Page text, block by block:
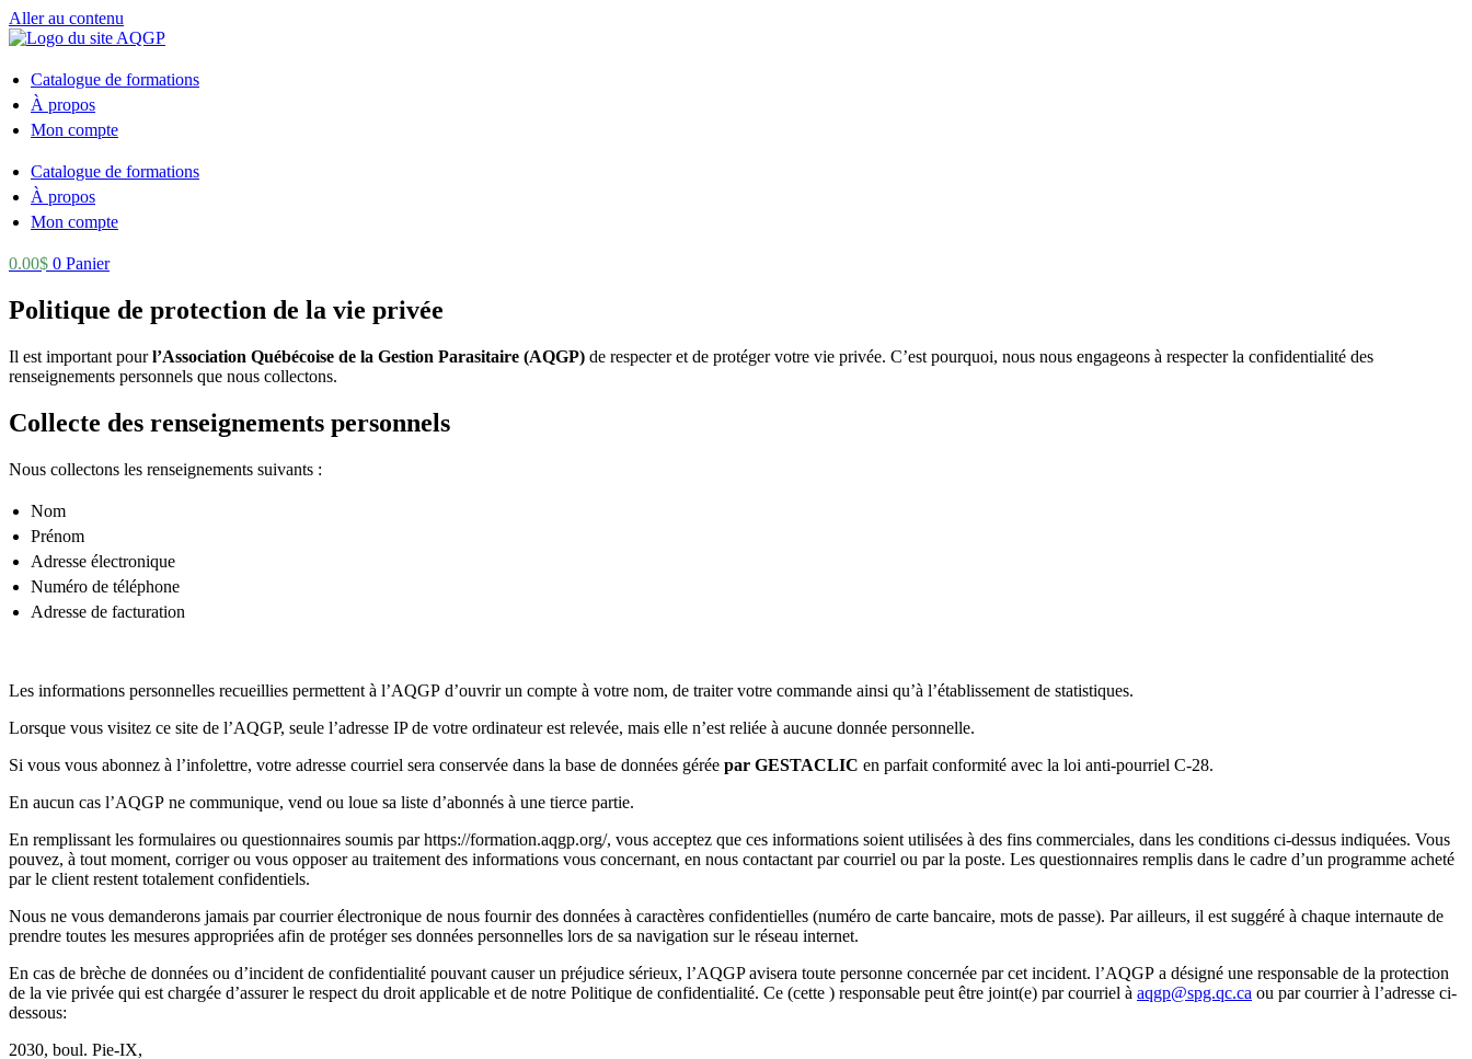
Aller au contenu
Catalogue de formations
À propos
Mon compte
Catalogue de formations
À propos
Mon compte
0.00$ 0 Panier
Politique de protection de la vie privée
Il est important pourl’Association Québécoise de la Gestion Parasitaire (AQGP) de respecter et de protéger votre vie privée. C’est pourquoi, nous nous engageons à respecter la confidentialité des
renseignements personnels que nous collectons.
Collecte des renseignements personnels
Nous collectons les renseignements suivants :
Nom
Prénom
Adresse électronique
Numéro de téléphone
Adresse de facturation
Les informations personnelles recueillies permettent à l’AQGP d’ouvrir un compte à votre nom, de traiter votre commande ainsi qu’à l’établissement de statistiques.
Lorsque vous visitez ce site de l’AQGP, seule l’adresse IP de votre ordinateur est relevée, mais elle n’est reliée à aucune donnée personnelle.
Si vous vous abonnez à l’infolettre, votre adresse courriel sera conservée dans la base de données gérée par GESTACLIC en parfait conformité avec la loi anti-pourriel C-28.
En aucun cas l’AQGP ne communique, vend ou loue sa liste d’abonnés à une tierce partie.
En remplissant les formulaires ou questionnaires soumis par https://formation.aqgp.org/, vous acceptez que ces informations soient utilisées à des fins commerciales, dans les conditions ci-dessus indiquées. Vous
pouvez, à tout moment, corriger ou vous opposer au traitement des informations vous concernant, en nous contactant par courriel ou par la poste. Les questionnaires remplis dans le cadre d’un programme acheté
par le client restent totalement confidentiels.
Nous ne vous demanderons jamais par courrier électronique de nous fournir des données à caractères confidentielles (numéro de carte bancaire, mots de passe). Par ailleurs, il est suggéré à chaque internaute de
prendre toutes les mesures appropriées afin de protéger ses données personnelles lors de sa navigation sur le réseau internet.
En cas de brèche de données ou d’incident de confidentialité pouvant causer un préjudice sérieux, l’AQGP avisera toute personne concernée par cet incident. l’AQGP a désigné une responsable de la protection
de la vie privée qui est chargée d’assurer le respect du droit applicable et de notre Politique de confidentialité. Ce (cette ) responsable peut être joint(e) par courriel à aqgp@spg.qc.ca ou par courrier à l’adresse ci-
dessous:
2030, boul. Pie-IX,